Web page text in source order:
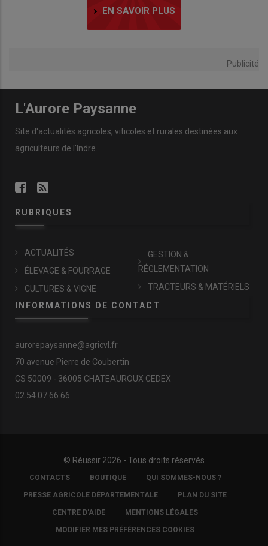
EN SAVOIR PLUS
Publicité
L'Aurore Paysanne
Site d'actualités agricoles, viticoles et rurales destinées aux
agriculteurs de l'Indre.
RUBRIQUES
ACTUALITÉS
ÉLEVAGE & FOURRAGE
CULTURES & VIGNE
GESTION &
RÉGLEMENTATION
TRACTEURS & MATÉRIELS
INFORMATIONS DE CONTACT
aurorepaysanne@agricvl.fr
70 avenue Pierre de Coubertin
CS 50009 - 36005 CHATEAUROUX CEDEX
02.54.07.66.66
© Réussir 2026 - Tous droits réservés
FOOTER
COPYRIGHT
CONTACTS BOUTIQUE QUI SOMMES-NOUS ?
PRESSE AGRICOLE DÉPARTEMENTALE PLAN DU SITE
CENTRE D'AIDE MENTIONS LÉGALES
MODIFIER MES PRÉFÉRENCES COOKIES